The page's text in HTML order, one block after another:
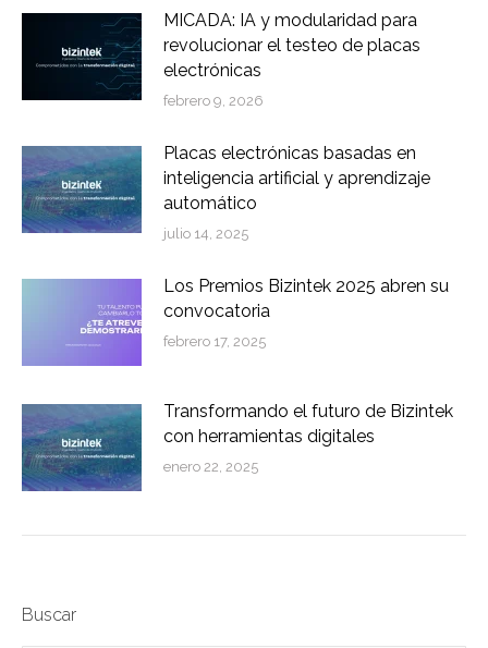
MICADA: IA y modularidad para
revolucionar el testeo de placas
electrónicas
febrero 9, 2026
Placas electrónicas basadas en
inteligencia artificial y aprendizaje
automático
julio 14, 2025
Los Premios Bizintek 2025 abren su
convocatoria
febrero 17, 2025
Transformando el futuro de Bizintek
con herramientas digitales
enero 22, 2025
Buscar